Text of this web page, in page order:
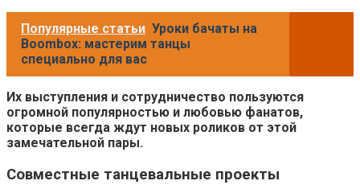
Популярные статьи Уроки бачаты на
Boombox: мастерим танцы
специально для вас
Их выступления и сотрудничество пользуются
огромной популярностью и любовью фанатов,
которые всегда ждут новых роликов от этой
замечательной пары.
Совместные танцевальные проекты